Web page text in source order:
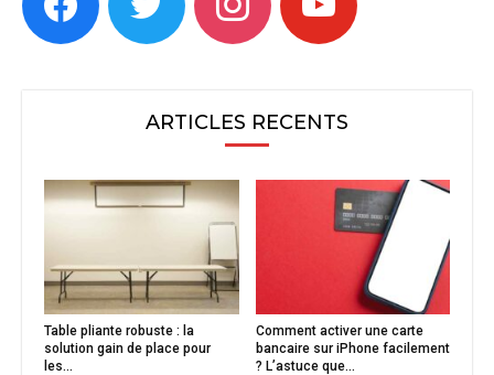
ARTICLES RECENTS
Table pliante robuste : la
solution gain de place pour
les...
Comment activer une carte
bancaire sur iPhone facilement
? L’astuce que...